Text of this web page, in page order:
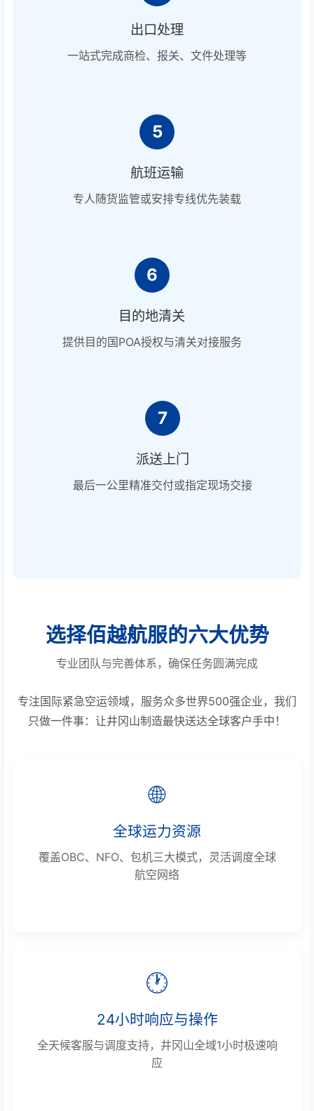
出口处理
一站式完成商检、报关、文件处理等
5
航班运输
专人随货监管或安排专线优先装载
6
目的地清关
提供目的国POA授权与清关对接服务
7
派送上门
最后一公里精准交付或指定现场交接
选择佰越航服的六大优势
专业团队与完善体系，确保任务圆满完成
专注国际紧急空运领域，服务众多世界500强企业，我们
只做一件事：让井冈山制造最快送达全球客户手中！
🌐
全球运力资源
覆盖OBC、NFO、包机三大模式，灵活调度全球
航空网络
🕐
24小时响应与操作
全天候客服与调度支持，井冈山全域1小时极速响
应